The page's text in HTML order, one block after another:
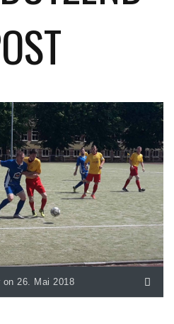
on 26. Mai 2018